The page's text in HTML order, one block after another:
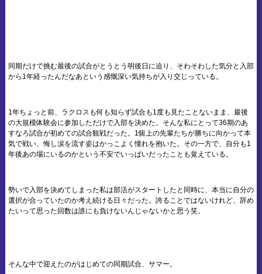
同期だけで挑む最後の試合がとうとう明後日に迫り、そわそわした気分と入部
から1年経ったんだなあという感慨深い気持ちが入り交じっている。
1年ちょっと前、ラクロスも何も知らず試合も1度も見たことないまま、最後
の大規模体験会に参加しただけで入部を決めた。そんな私にとって36期のあ
すなろ試合が初めての試合観戦だった。1個上の先輩たちが勝ちに向かって本
気で戦い、悔し涙を流す姿はかっこよく憧れを抱いた。その一方で、自分も1
年後あの場にいるのかという不安でいっぱいだったことも覚えている。
勢いで入部を決めてしまった私は部活がスタートしたと同時に、本当に自分の
選択が合っていたのか考え続ける日々だった。誇ることではないけれど、辞め
たいって思った回数は誰にも負けないんじゃないかと思う笑。
そんな中で迎えたのがはじめての同期試合、サマー。